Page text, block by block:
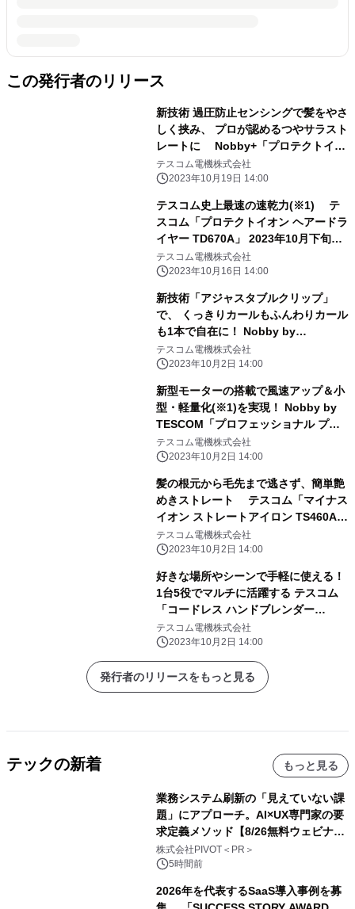
この発行者のリリース
新技術 過圧防止センシングで髪をやさ
しく挟み、 プロが認めるつやサラスト
レートに Nobby+「プロテクトイオ
ン ストレートアイロン NS540A」
2023年11月1日(水)発売
テスコム電機株式会社
2023年10月19日 14:00
テスコム史上最速の速乾力(※1) テ
スコム「プロテクトイオン ヘアードラ
イヤー TD670A」 2023年10月下旬よ
り発売
テスコム電機株式会社
2023年10月16日 14:00
新技術「アジャスタブルクリップ」
で、 くっきりカールもふんわりカール
も1本で自在に！ Nobby by
TESCOM「プロフェッショナル プロ
テクトイオン カールアイロン
NIM326A/NIM332A」 2023年10月
10日(火)発売
テスコム電機株式会社
2023年10月2日 14:00
新型モーターの搭載で風速アップ＆小
型・軽量化(※1)を実現！ Nobby by
TESCOM「プロフェッショナル プロ
テクトイオン ヘアードライヤー
NIB400A」2023年10月10日(火)発売
テスコム電機株式会社
2023年10月2日 14:00
髪の根元から毛先まで逃さず、簡単艶
めきストレート テスコム「マイナス
イオン ストレートアイロン TS460A」
2023年10月中旬より発売
テスコム電機株式会社
2023年10月2日 14:00
好きな場所やシーンで手軽に使える！
1台5役でマルチに活躍する テスコム
「コードレス ハンドブレンダー
TBL70A」 2023年10月中旬より発
売
テスコム電機株式会社
2023年10月2日 14:00
発行者のリリースをもっと見る
テックの新着 もっと見る
業務システム刷新の「見えていない課
題」にアプローチ。AI×UX専門家の要
求定義メソッド【8/26無料ウェビナ
ー】株式会社PIVOT
株式会社PIVOT＜PR＞
5時間前
2026年を代表するSaaS導入事例を募